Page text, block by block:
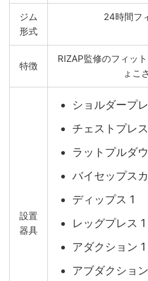
ジム
形式
24時間フ
特徴
RIZAP監修のフィッ
ょこ
設置
器具
ショルダープ
チェストプレ
ラットプルダ
バイセップス
ディップス 1
レッグプレス 1
アダクション 1
アブダクショ